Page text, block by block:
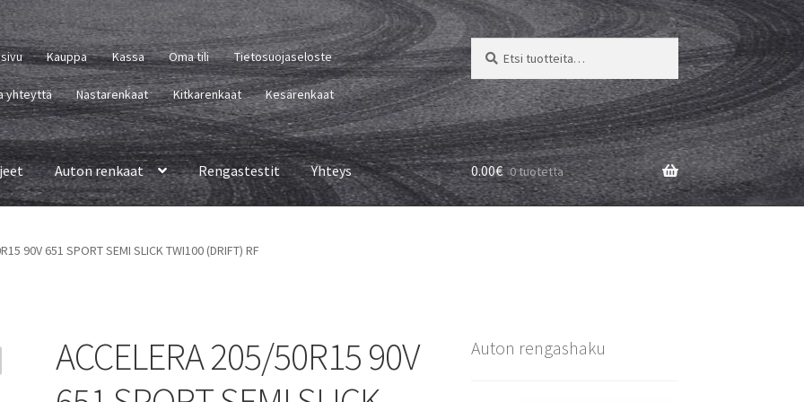
Kauppa Kassa Oma tili Tietosuojaseloste
yhteyttä Nastarenkaat Kitkarenkaat Kesärenkaat
Etsi:
Haku
Auton renkaat Rengastestit Yhteys 0.00€ 0 tuotetta
90V 651 SPORT SEMI SLICK TWI100 (DRIFT) RF
ACCELERA 205/50R15 90V
Auton rengashaku